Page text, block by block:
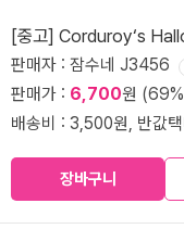
[중고] Corduroy‘s
판매자 : 잠수네 J3456
판매가 : 6,700원
배송비 : 3,500원, 반값
장바구니